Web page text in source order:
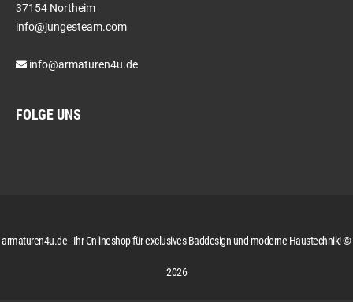
37154 Northeim
info@jungesteam.com
info@armaturen4u.de
FOLGE UNS
armaturen4u.de - Ihr Onlineshop für exclusives Baddesign und moderne Haustechnik! ©
2026